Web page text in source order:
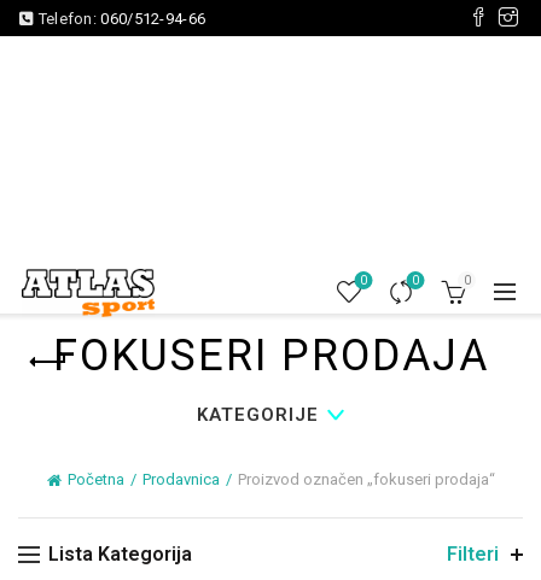
Telefon:060/512-94-66
0 0 0
FOKUSERI PRODAJA
KATEGORIJE
Početna Prodavnica Proizvod označen „fokuseri prodaja“
Lista Kategorija Filteri